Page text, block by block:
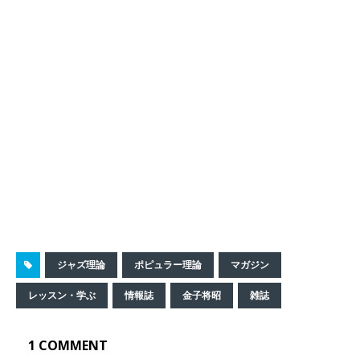
ジャズ理論 ポピュラー理論 マガジン
レッスン・学ぶ 情報誌 金子将昭 雑誌
1 COMMENT